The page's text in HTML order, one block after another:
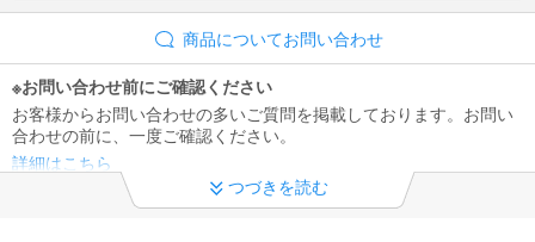
商品についてお問い合わせ
※お問い合わせ前にご確認ください
お客様からお問い合わせの多いご質問を掲載しております。お問い
合わせの前に、一度ご確認ください。
詳細はこちら
領収書及びインボイス制度への対応について
つづきを読む